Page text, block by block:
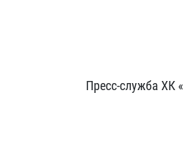
Пресс-служба ХК